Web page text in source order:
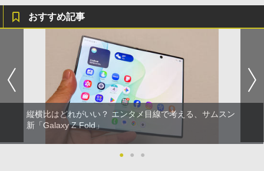
おすすめ記事
縦横比はどれがいい？ エンタメ目線で考える、サムスン
新「Galaxy Z Fold」
● ● ●